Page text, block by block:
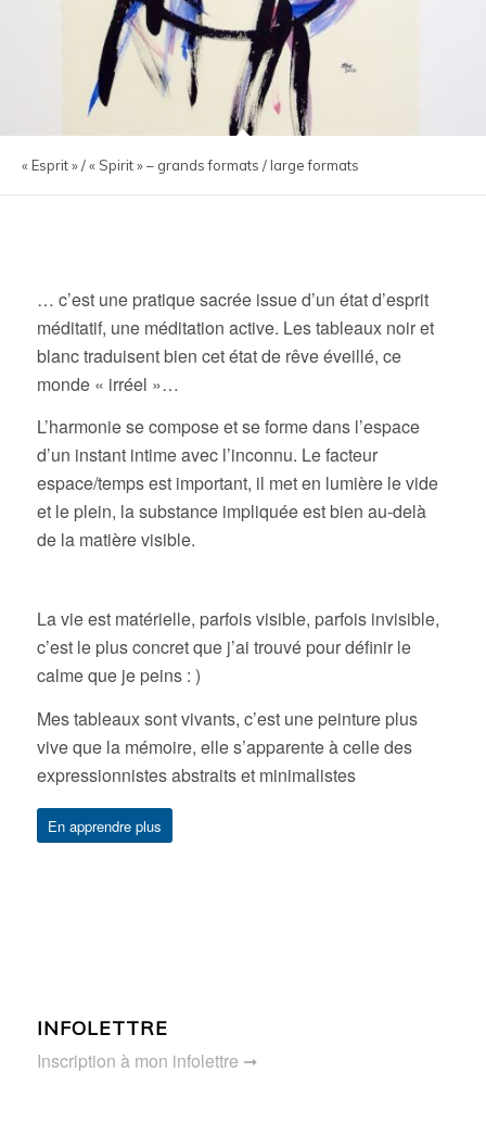
« Esprit » / « Spirit » – grands formats / large formats
… c’est une pratique sacrée issue d’un état d’esprit
méditatif, une méditation active. Les tableaux noir et
blanc traduisent bien cet état de rêve éveillé, ce
monde « irréel »…
L’harmonie se compose et se forme dans l’espace
d’un instant intime avec l’inconnu. Le facteur
espace/temps est important, il met en lumière le vide
et le plein, la substance impliquée est bien au-delà
de la matière visible.
La vie est matérielle, parfois visible, parfois invisible,
c’est le plus concret que j’ai trouvé pour définir le
calme que je peins : )
Mes tableaux sont vivants, c’est une peinture plus
vive que la mémoire, elle s’apparente à celle des
expressionnistes abstraits et minimalistes
En apprendre plus
INFOLETTRE
Inscription à mon infolettre ➞